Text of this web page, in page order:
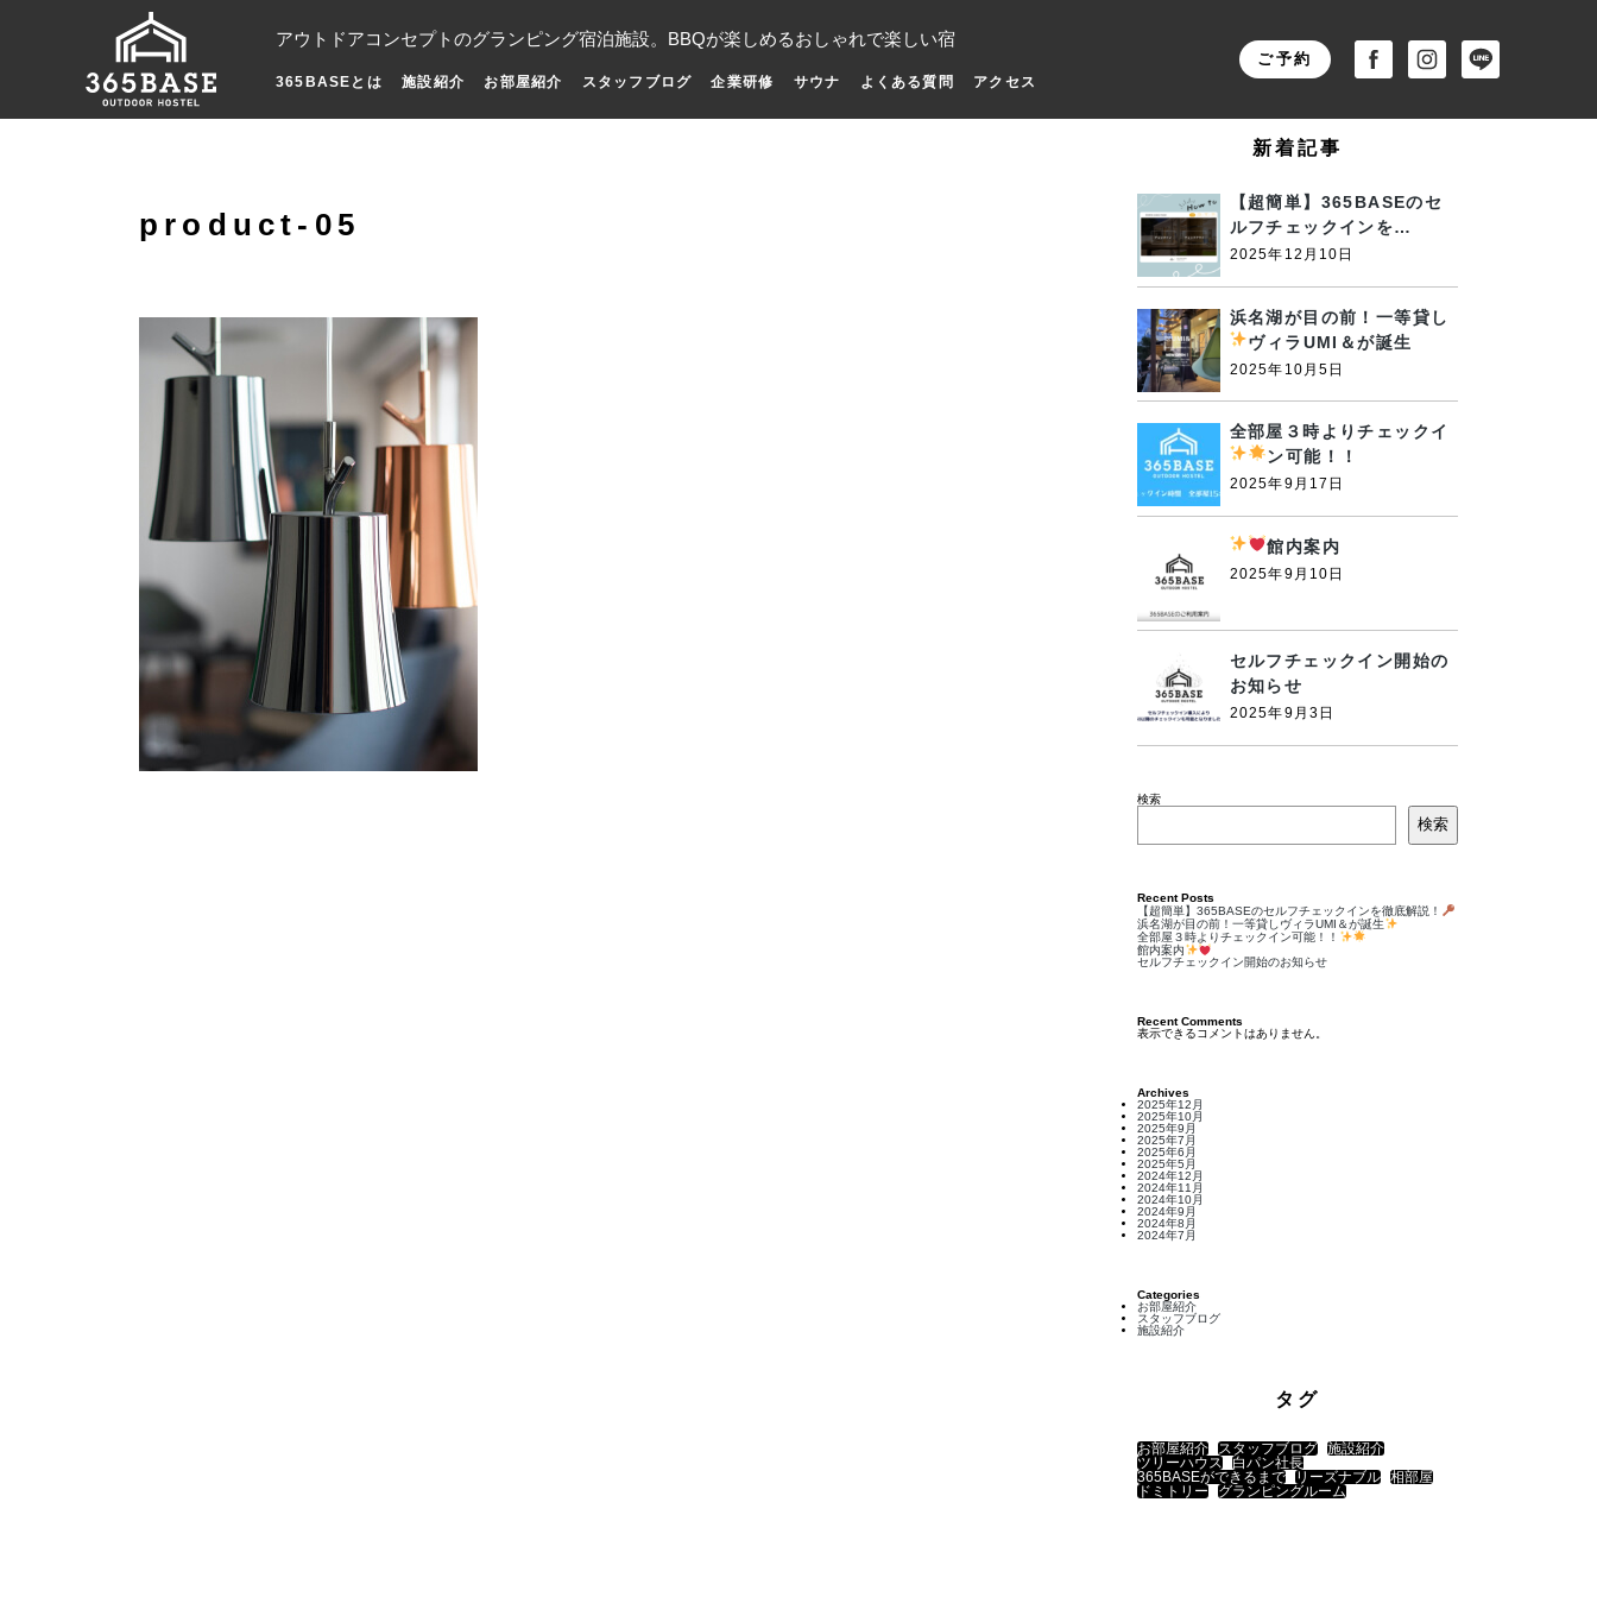
アウトドアコンセプトのグランピング宿泊施設。BBQが楽しめるおしゃれで楽しい宿
365BASEとは 施設紹介 お部屋紹介 スタッフブログ 企業研修 サウナ よくある質問 アクセス
ご予約
product-05
新着記事
【超簡単】365BASEのセ
ルフチェックインを…
2025年12月10日
浜名湖が目の前！一等貸し
ヴィラUMI＆が誕生
2025年10月5日
全部屋３時よりチェックイ
ン可能！！
2025年9月17日
館内案内
2025年9月10日
セルフチェックイン開始の
お知らせ
2025年9月3日
検索
検索
Recent Posts
【超簡単】365BASEのセルフチェックインを徹底解説！
浜名湖が目の前！一等貸しヴィラUMI＆が誕生
全部屋３時よりチェックイン可能！！
館内案内
セルフチェックイン開始のお知らせ
Recent Comments
表示できるコメントはありません。
Archives
2025年12月
2025年10月
2025年9月
2025年7月
2025年6月
2025年5月
2024年12月
2024年11月
2024年10月
2024年9月
2024年8月
2024年7月
Categories
お部屋紹介
スタッフブログ
施設紹介
タグ
お部屋紹介 スタッフブログ 施設紹介
ツリーハウス 白パン社長
365BASEができるまで リーズナブル 相部屋
ドミトリー グランピングルーム